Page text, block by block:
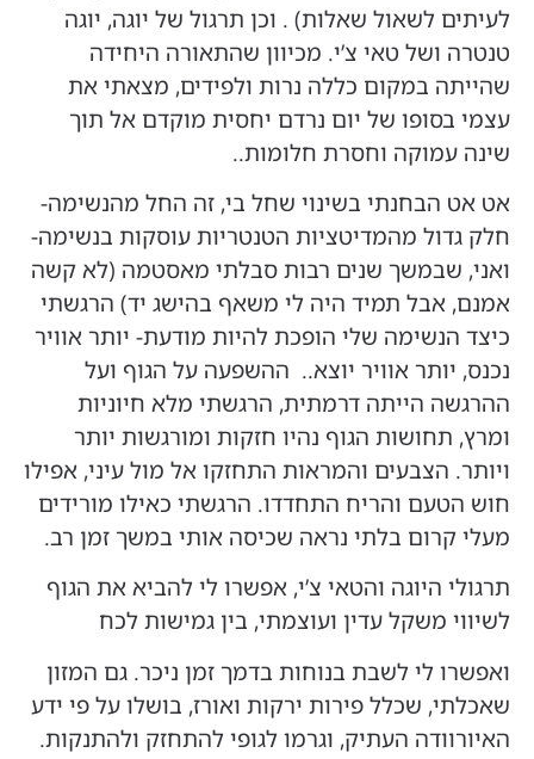
לעיתים לשאול שאלות) . וכן תרגול של יוגה, יוגה
טנטרה ושל טאי צ’י. מכיוון שהתאורה היחידה
שהייתה במקום כללה נרות ולפידים, מצאתי את
עצמי בסופו של יום נרדם יחסית מוקדם אל תוך
שינה עמוקה וחסרת חלומות..
אט אט הבחנתי בשינוי שחל בי, זה החל מהנשימה-
חלק גדול מהמדיטציות הטנטריות עוסקות בנשימה-
ואני, שבמשך שנים רבות סבלתי מאסטמה (לא קשה
אמנם, אבל תמיד היה לי משאף בהישג יד) הרגשתי
כיצד הנשימה שלי הופכת להיות מודעת- יותר אוויר
נכנס, יותר אוויר יוצא.. ההשפעה על הגוף ועל
ההרגשה הייתה דרמתית, הרגשתי מלא חיוניות
ומרץ, תחושות הגוף נהיו חזקות ומורגשות יותר
ויותר. הצבעים והמראות התחזקו אל מול עיני, אפילו
חוש הטעם והריח התחדדו. הרגשתי כאילו מורידים
מעלי קרום בלתי נראה שכיסה אותי במשך זמן רב.
תרגולי היוגה והטאי צ’י, אפשרו לי להביא את הגוף
לשיווי משקל עדין ועוצמתי, בין גמישות לכח
ואפשרו לי לשבת בנוחות בדמך זמן ניכר. גם המזון
שאכלתי, שכלל פירות ירקות ואורז, בושלו על פי ידע
האיורוודה העתיק, וגרמו לגופי להתחזק ולהתנקות.